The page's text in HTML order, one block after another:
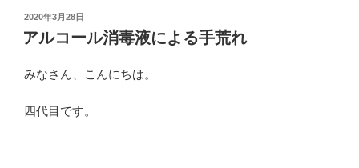
投
稿
日:
2020年3月28日
アルコール消毒液による手荒れ
みなさん、こんにちは。
四代目です。